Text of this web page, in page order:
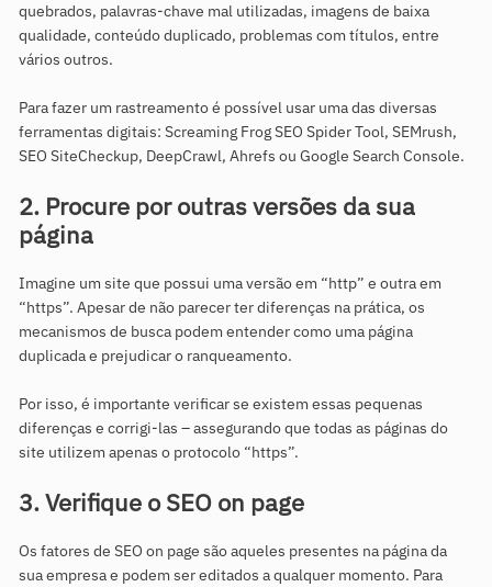
quebrados, palavras-chave mal utilizadas, imagens de baixa
qualidade, conteúdo duplicado, problemas com títulos, entre
vários outros.
Para fazer um rastreamento é possível usar uma das diversas
ferramentas digitais: Screaming Frog SEO Spider Tool, SEMrush,
SEO SiteCheckup, DeepCrawl, Ahrefs ou Google Search Console.
2. Procure por outras versões da sua
página
Imagine um site que possui uma versão em “http” e outra em
“https”. Apesar de não parecer ter diferenças na prática, os
mecanismos de busca podem entender como uma página
duplicada e prejudicar o ranqueamento.
Por isso, é importante verificar se existem essas pequenas
diferenças e corrigi-las – assegurando que todas as páginas do
site utilizem apenas o protocolo “https”.
3. Verifique o SEO on page
Os fatores de SEO on page são aqueles presentes na página da
sua empresa e podem ser editados a qualquer momento. Para